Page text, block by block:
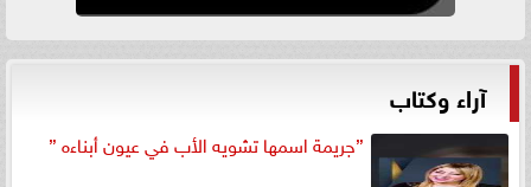
آراء وكتاب
”جريمة اسمها تشويه الأب في عيون أبناءه ”